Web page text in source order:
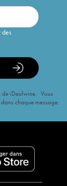
des
de iDealwine. Vous
chaque message.